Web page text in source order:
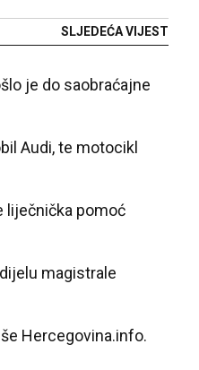
SLJEDEĆA VIJEST
je do saobraćajne
Audi, te motocikl
liječnička pomoć
magistrale
Hercegovina.info.